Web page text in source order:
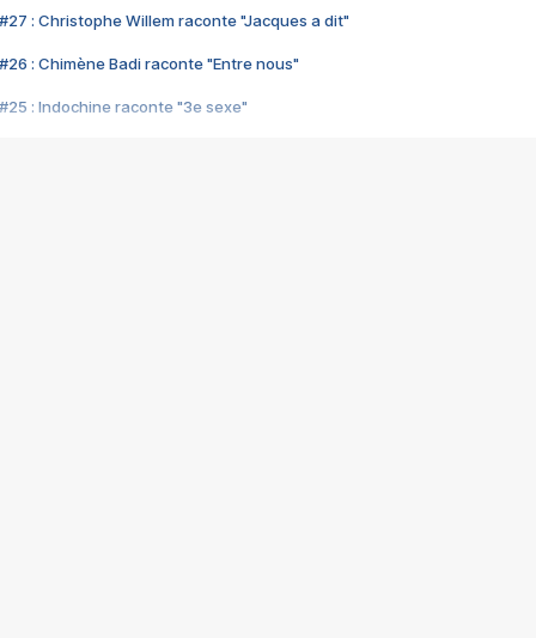
#27 : Christophe Willem raconte "Jacques a dit"
#26 : Chimène Badi raconte "Entre nous"
#25 : Indochine raconte "3e sexe"